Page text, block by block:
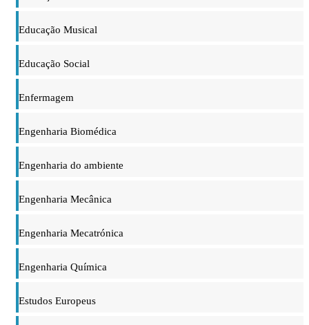
Educação Musical
Educação Social
Enfermagem
Engenharia Biomédica
Engenharia do ambiente
Engenharia Mecânica
Engenharia Mecatrónica
Engenharia Química
Estudos Europeus